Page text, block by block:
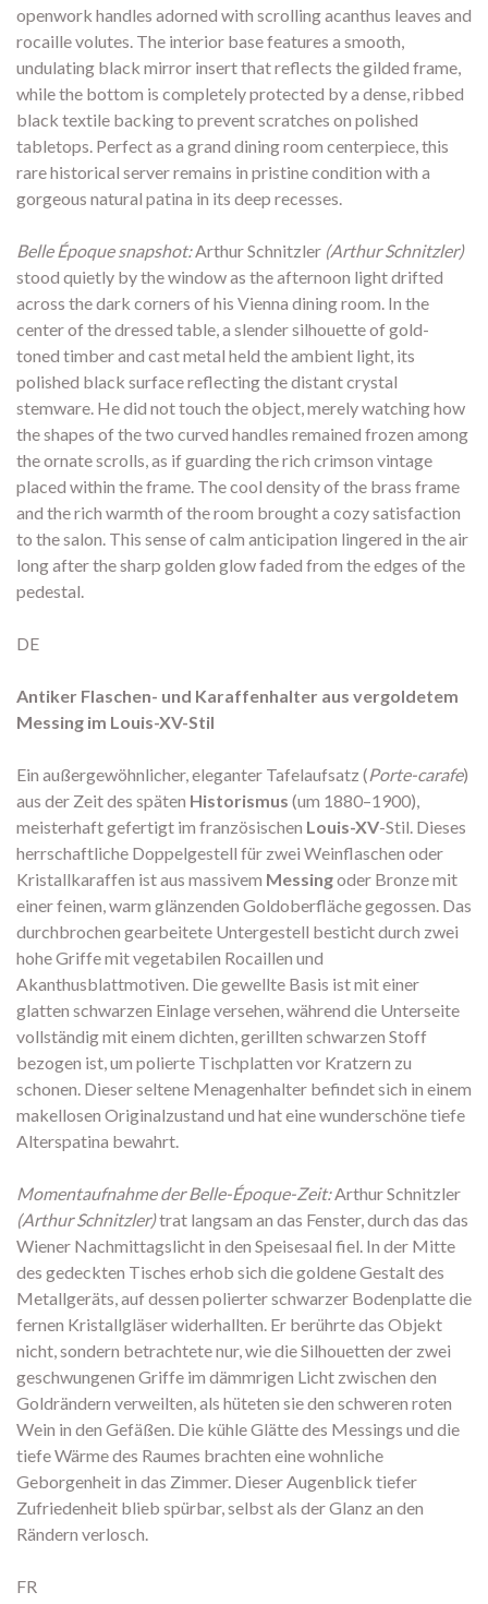
openwork handles adorned with scrolling acanthus leaves and
rocaille volutes. The interior base features a smooth,
undulating black mirror insert that reflects the gilded frame,
while the bottom is completely protected by a dense, ribbed
black textile backing to prevent scratches on polished
tabletops. Perfect as a grand dining room centerpiece, this
rare historical server remains in pristine condition with a
gorgeous natural patina in its deep recesses.
Belle Époque snapshot:Arthur Schnitzler (Arthur Schnitzler)
stood quietly by the window as the afternoon light drifted
across the dark corners of his Vienna dining room. In the
center of the dressed table, a slender silhouette of gold-
toned timber and cast metal held the ambient light, its
polished black surface reflecting the distant crystal
stemware. He did not touch the object, merely watching how
the shapes of the two curved handles remained frozen among
the ornate scrolls, as if guarding the rich crimson vintage
placed within the frame. The cool density of the brass frame
and the rich warmth of the room brought a cozy satisfaction
to the salon. This sense of calm anticipation lingered in the air
long after the sharp golden glow faded from the edges of the
pedestal.
DE
Antiker Flaschen- und Karaffenhalter aus vergoldetem
Messing im Louis-XV-Stil
Ein außergewöhnlicher, eleganter Tafelaufsatz (Porte-carafe)
aus der Zeit des späten Historismus (um 1880–1900),
meisterhaft gefertigt im französischen Louis-XV-Stil. Dieses
herrschaftliche Doppelgestell für zwei Weinflaschen oder
Kristallkaraffen ist aus massivem Messingoder Bronze mit
einer feinen, warm glänzenden Goldoberfläche gegossen. Das
durchbrochen gearbeitete Untergestell besticht durch zwei
hohe Griffe mit vegetabilen Rocaillen und
Akanthusblattmotiven. Die gewellte Basis ist mit einer
glatten schwarzen Einlage versehen, während die Unterseite
vollständig mit einem dichten, gerillten schwarzen Stoff
bezogen ist, um polierte Tischplatten vor Kratzern zu
schonen. Dieser seltene Menagenhalter befindet sich in einem
makellosen Originalzustand und hat eine wunderschöne tiefe
Alterspatina bewahrt.
Momentaufnahme der Belle-Époque-Zeit:Arthur Schnitzler
(Arthur Schnitzler)trat langsam an das Fenster, durch das das
Wiener Nachmittagslicht in den Speisesaal fiel. In der Mitte
des gedeckten Tisches erhob sich die goldene Gestalt des
Metallgeräts, auf dessen polierter schwarzer Bodenplatte die
fernen Kristallgläser widerhallten. Er berührte das Objekt
nicht, sondern betrachtete nur, wie die Silhouetten der zwei
geschwungenen Griffe im dämmrigen Licht zwischen den
Goldrändern verweilten, als hüteten sie den schweren roten
Wein in den Gefäßen. Die kühle Glätte des Messings und die
tiefe Wärme des Raumes brachten eine wohnliche
Geborgenheit in das Zimmer. Dieser Augenblick tiefer
Zufriedenheit blieb spürbar, selbst als der Glanz an den
Rändern verlosch.
FR